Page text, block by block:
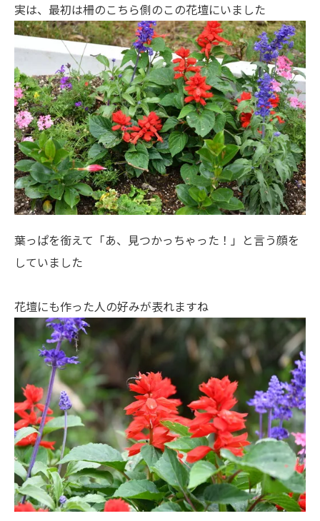
実は、最初は柵のこちら側のこの花壇にいました
葉っぱを銜えて「あ、見つかっちゃった！」と言う顔を
していました
花壇にも作った人の好みが表れますね